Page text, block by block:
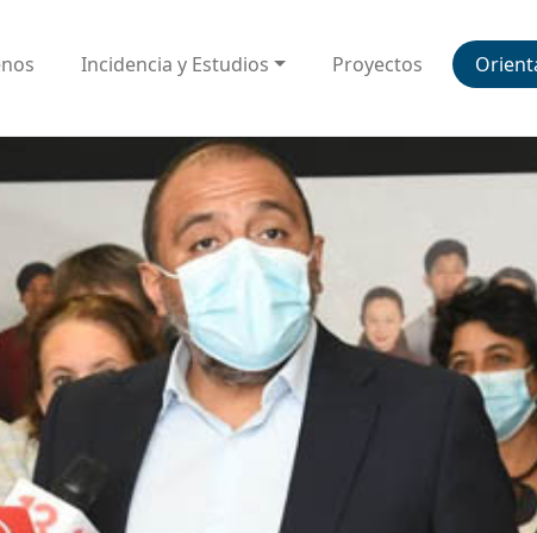
Incidencia y Estudios Proyectos